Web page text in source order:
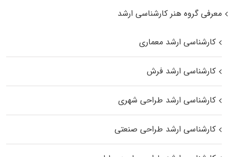
معرفی گروه هنر کارشناسی ارشد
کارشناسی ارشد معماری
کارشناسی ارشد فرش
کارشناسی ارشد طراحی شهری
کارشناسی ارشد طراحی صنعتی